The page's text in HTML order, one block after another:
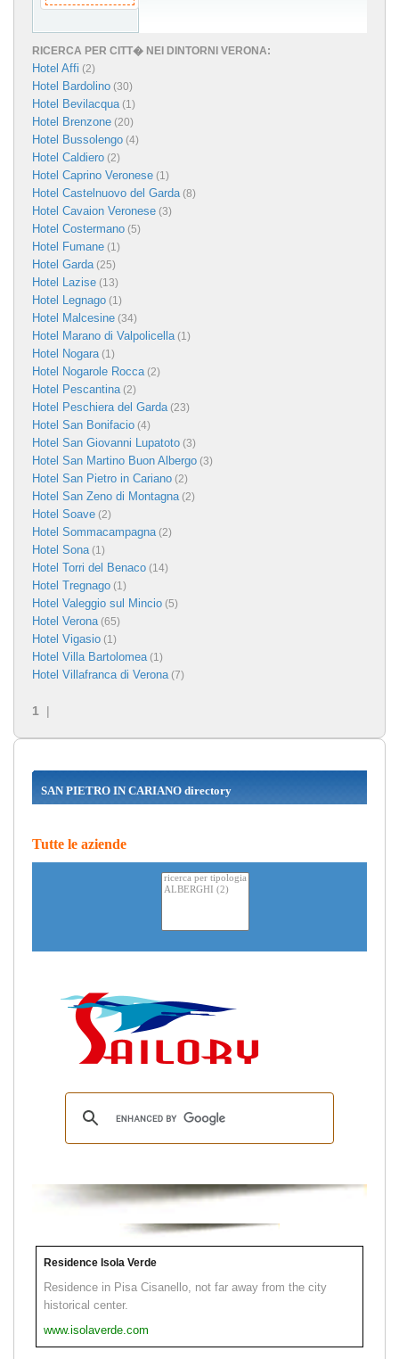
RICERCA PER CITT� NEI DINTORNI VERONA:
Hotel Affi (2)
Hotel Bardolino (30)
Hotel Bevilacqua(1)
Hotel Brenzone (20)
Hotel Bussolengo (4)
Hotel Caldiero (2)
Hotel Caprino Veronese (1)
Hotel Castelnuovo del Garda(8)
Hotel Cavaion Veronese (3)
Hotel Costermano (5)
Hotel Fumane (1)
Hotel Garda(25)
Hotel Lazise (13)
Hotel Legnago (1)
Hotel Malcesine (34)
Hotel Marano di Valpolicella(1)
Hotel Nogara(1)
Hotel Nogarole Rocca(2)
Hotel Pescantina(2)
Hotel Peschiera del Garda(23)
Hotel San Bonifacio (4)
Hotel San Giovanni Lupatoto (3)
Hotel San Martino Buon Albergo (3)
Hotel San Pietro in Cariano (2)
Hotel San Zeno di Montagna(2)
Hotel Soave (2)
Hotel Sommacampagna(2)
Hotel Sona(1)
Hotel Torri del Benaco (14)
Hotel Tregnago (1)
Hotel Valeggio sul Mincio (5)
Hotel Verona(65)
Hotel Vigasio (1)
Hotel Villa Bartolomea(1)
Hotel Villafranca di Verona(7)
1 |
SAN PIETRO IN CARIANO directory
Tutte le aziende
Residence Isola Verde
Residence in Pisa Cisanello, not far away from the city
historical center.
www.isolaverde.com